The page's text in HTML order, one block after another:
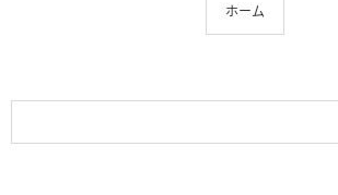
ホーム